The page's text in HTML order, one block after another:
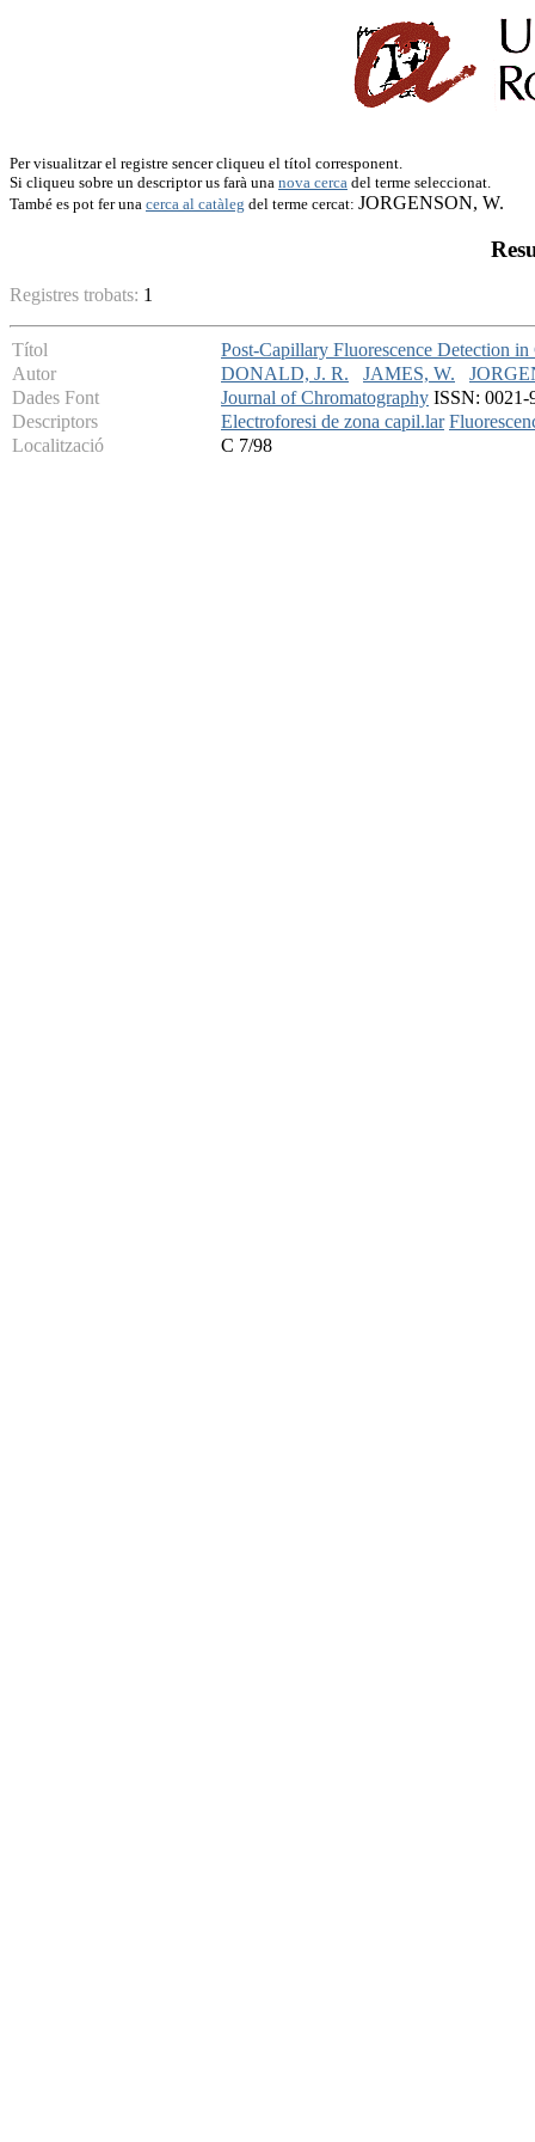
Per visualitzar el registre sencer cliqueu el títol corresponent.
Si cliqueu sobre un descriptor us farà una nova cerca del terme seleccionat.
També es pot fer una cerca al catàleg del terme cercat: JORGENSON, W.
Registres trobats: 1
Títol
Post-Capillary Fluorescence Detection
Autor
DONALD, J. R. JAMES, W.
Dades Font
Journal of Chromatography ISSN: 0021-
Descriptors
Electroforesi de zona capil.lar
Localització
C 7/98